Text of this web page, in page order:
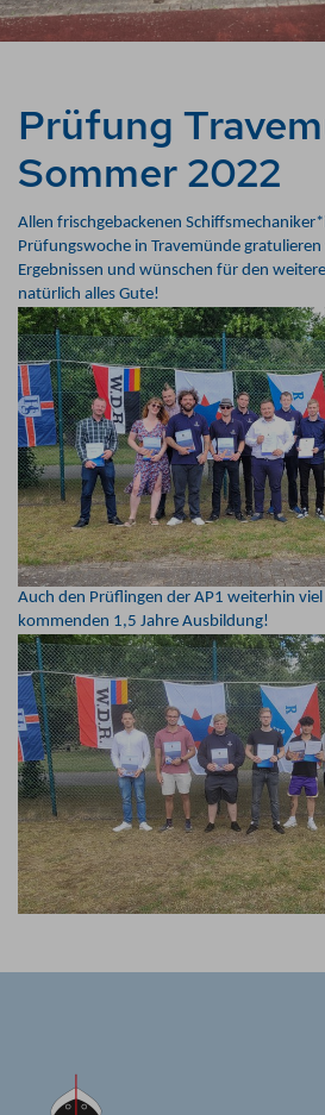
Prüfung
Sommer 2022
Allen frischgebackenen
Prüfungswoche in Travemünde
Ergebnissen und wünschen für den
natürlich alles Gute!
Auch den Prüflingen der AP1 weiterhin
kommenden 1,5 Jahre Ausbildung!